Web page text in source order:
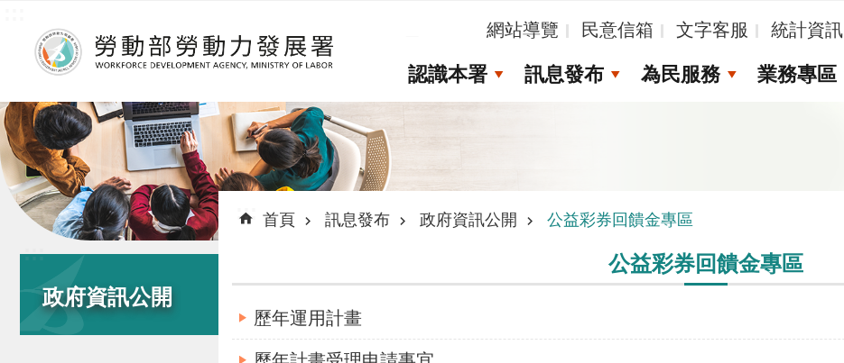
網站導覽 民意信箱 文字客服 統計資訊
認識本署 訊息發布 為民服務 業務專區
:::
政府資訊公開
::: 首頁 訊息發布 政府資訊公開 公益彩券回饋金專區
公益彩券回饋金專區
歷年運用計畫